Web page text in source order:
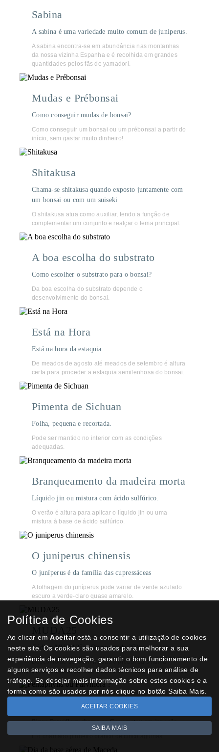
Sabina
A sabina é uma variedade muito comum de juniperus.
A sabina encontra-se em abundância nas montanhas
da nossa vizinha Espanha e é recolhida em grandes
quantidades pelos fãs de yamadori.
Mudas e Prébonsai
Como conseguir mudas de bonsai?
Como conseguir um bonsai ou um prébonsai a partir do
início, sem gastar muito dinheiro!
Shitakusa
Chama-se shitakusa quando exposto juntamente com
um bonsai ou com um suiseki
O shitakusa atua como auxiliar, tendo a função de
complementar um conjunto e realçar o tema principal.
A boa escolha do substrato
Como escolher o substrato para o bonsai?
Da boa escolha do substrato depende o
desenvolvimento do bonsai.
Está na Hora
Está na hora da estaquia.
De meados de agosto até meados de setembro é altura
certa para proceder a estaquia semilenhosa do bonsai.
Pimenta de Sichuan
Folha, pequena e recortada.
Pode ser mantido no interior com as condições
adequadas.
Branqueamento da madeira morta
Líquido jin ou mistura com ácido sulfúrico.
O verão é altura para aplicar o líquido jin ou uma
mistura à base de ácido sulfúrico.
O juniperus chinensis
O juníperus é da família das cupressáceas
A folhagem do juníperus pode variar de verde azulado
escuro a verde-claro quase amarelo.
Código MUDA25 = Desconto de 25%
Desconto de 25% em mudas e prébonsais numa
compra a partir de 25€
Pentaphylla ou Parviflora ?
Pinus Parviflora chama-se Goyomatsu em japonês
É o chamado pinheiro branco de cinco agulhas
Política de Cookies
Ao clicar emAceitarestá a consentir a utilização de cookies
neste site. Os cookies são usados para melhorar a sua
experiência de navegação, garantir o bom funcionamento de
alguns serviços e recolher dados técnicos para análise de
tráfego. Se desejar mais informação sobre estes cookies e a
forma como são usados por nós clique no botão Saiba Mais.
ACEITAR COOKIES
SAIBA MAIS